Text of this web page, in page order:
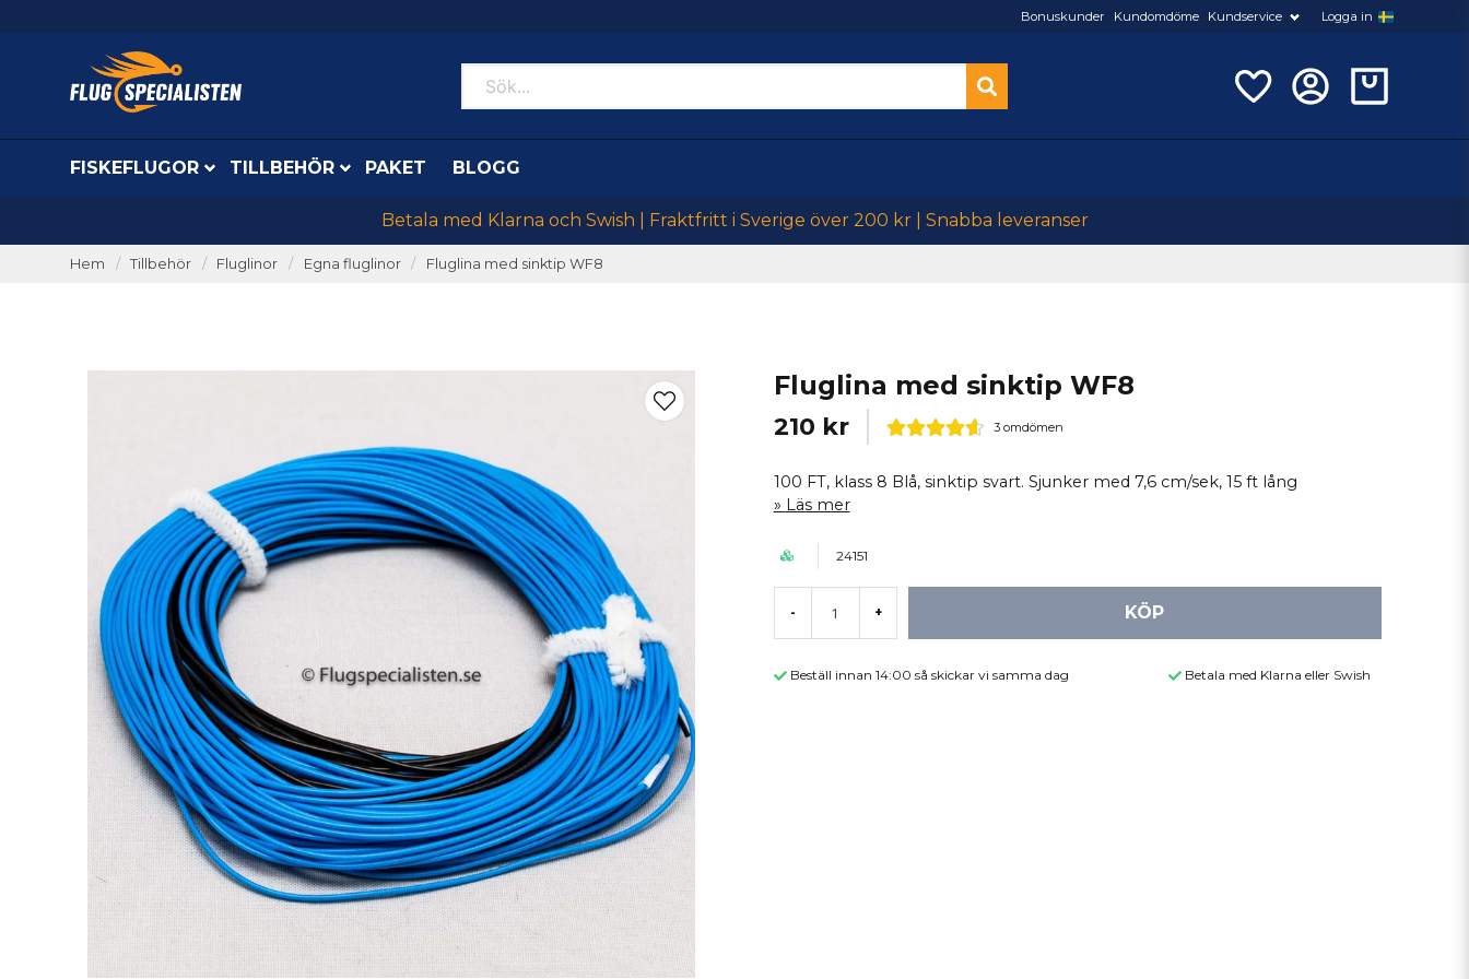
Bonuskunder Kundomdöme Kundservice Logga in
FISKEFLUGOR TILLBEHÖR PAKET BLOGG
Betala med Klarna och Swish | Fraktfritt i Sverige över 200 kr | Snabba leveranser
Hem Tillbehör Fluglinor Egna fluglinor Fluglina med sinktip WF8
Fluglina med sinktip WF8
210 kr 3 omdömen
100 FT, klass 8 Blå, sinktip svart. Sjunker med 7,6 cm/sek, 15 ft lång
Läs mer
24151
- + KÖP
Beställ innan 14:00 så skickar vi samma dag Betala med Klarna eller Swish